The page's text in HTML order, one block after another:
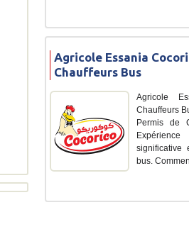
Agricole Essania
Chauffeurs Bus
Agricole
Chauffeurs
Permis de
significative
bus.